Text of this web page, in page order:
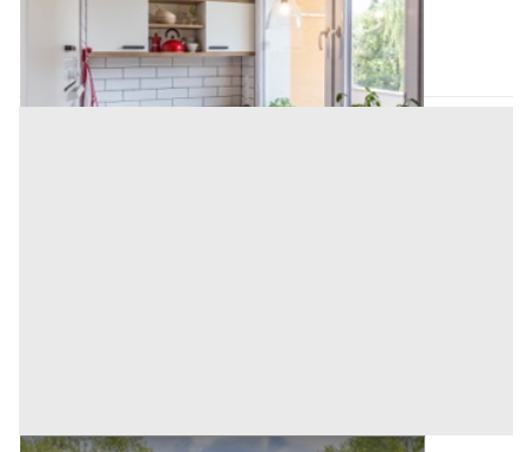
(Palermo)
Codice asta:0bf8e05c
Asta chiusa